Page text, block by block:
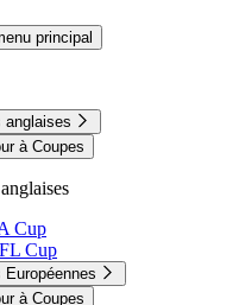
principal
anglaises
à Coupes
Cup
Cup
Européennes
à Coupes